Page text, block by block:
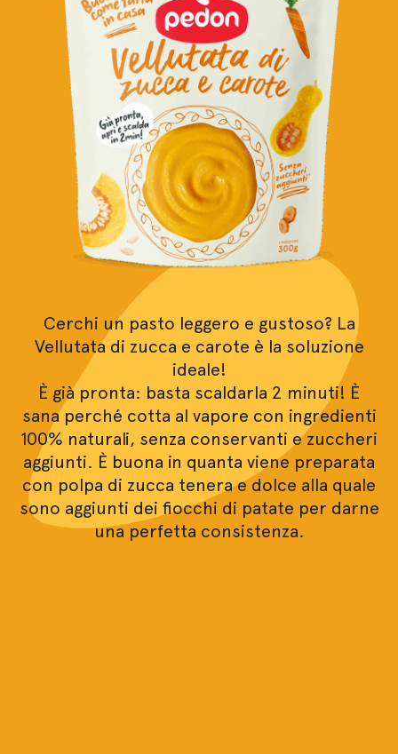
Cerchi un pasto leggero e gustoso? La
Vellutata di zucca e carote è la soluzione
ideale!
È già pronta: basta scaldarla 2 minuti! È
sana perché cotta al vapore con ingredienti
100% naturali, senza conservanti e zuccheri
aggiunti. È buona in quanta viene preparata
con polpa di zucca tenera e dolce alla quale
sono aggiunti dei fiocchi di patate per darne
una perfetta consistenza.